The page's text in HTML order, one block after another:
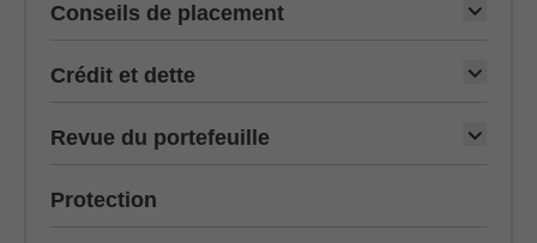
Conseils de placement
Crédit et dette
Revue du portefeuille
Protection